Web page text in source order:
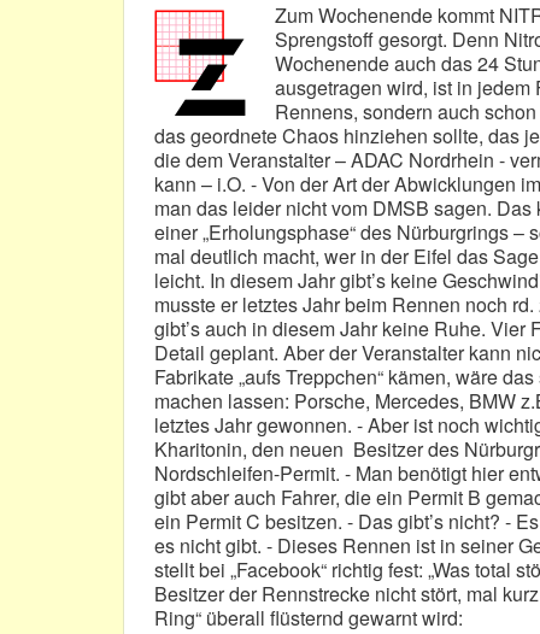
Zum Wochenende kommt
Sprengstoff gesorgt. Denn
Wochenende auch das 24
ausgetragen wird, ist in jedem
Rennens, sondern auch
das geordnete Chaos hinziehen sollte, das
die dem Veranstalter – ADAC Nordrhein -
kann – i.O. - Von der Art der Abwicklungen
man das leider nicht vom DMSB sagen.
einer „Erholungsphase“ des Nürburgrings –
mal deutlich macht, wer in der Eifel das
leicht. In diesem Jahr gibt’s keine
musste er letztes Jahr beim Rennen noch
gibt’s auch in diesem Jahr keine Ruhe.
Detail geplant. Aber der Veranstalter kann
Fabrikate „aufs Treppchen“ kämen, wäre
machen lassen: Porsche, Mercedes, BMW
letztes Jahr gewonnen. - Aber ist noch
Kharitonin, den neuen Besitzer des
Nordschleifen-Permit. - Man benötigt hier
gibt aber auch Fahrer, die ein Permit B
ein Permit C besitzen. - Das gibt’s nicht? -
es nicht gibt. - Dieses Rennen ist in seiner
stellt bei „Facebook“ richtig fest: „Was total
Besitzer der Rennstrecke nicht stört, mal
Ring“ überall flüsternd gewarnt wird: